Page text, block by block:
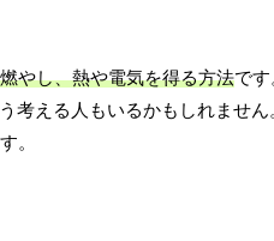
やし、熱や電気を得る方法で
える人もいるかもしれません
。